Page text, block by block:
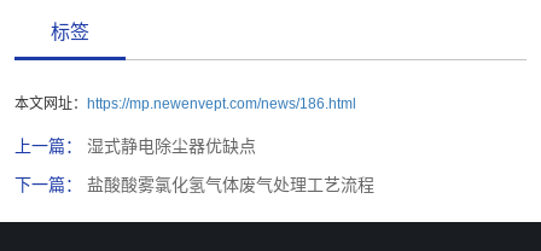
标签
本文网址： https://mp.newenvept.com/news/186.html
上一篇：
湿式静电除尘器优缺点
下一篇：
盐酸酸雾氯化氢气体废气处理工艺流程